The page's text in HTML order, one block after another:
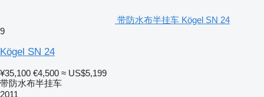
带防水布半挂车 Kögel SN 24
9
Kögel SN 24
¥35,100 €4,500 ≈ US$5,199
带防水布半挂车
2011